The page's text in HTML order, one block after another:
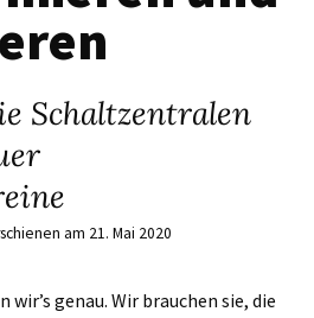
Schaltzentralen
am 21. Mai 2020
wir’s genau. Wir brauchen sie, die